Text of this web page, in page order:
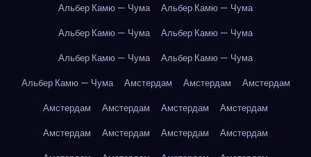
Альбер Камю — Чума
Альбер Камю — Чума
Альбер Камю — Чума
Альбер Камю — Чума
Альбер Камю — Чума
Альбер Камю — Чума
Альбер Камю — Чума
Амстердам Амстердам
Амстердам
Амстердам
Амстердам Амстердам
Амстердам
Амстердам
Амстердам Амстердам
Амстердам